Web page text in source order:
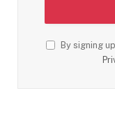
By signing